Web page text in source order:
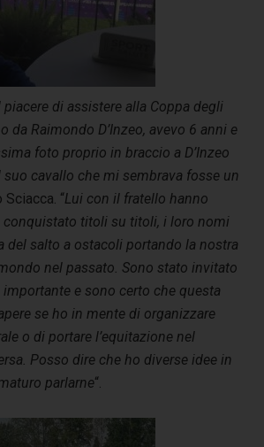
di assistere alla Coppa degli
da Raimondo D’Inzeo, avevo 6 anni e
foto proprio in braccio a D’Inzeo
cavallo che mi sembrava fosse un
Sciacca. “Lui con il fratello hanno
conquistato titoli su titoli, i loro nomi
del salto a ostacoli portando la nostra
nel passato. Sono stato invitato
e sono certo che questa
se ho in mente di organizzare
o di portare l’equitazione nel
Posso dire che ho diverse idee in
parlarne“.